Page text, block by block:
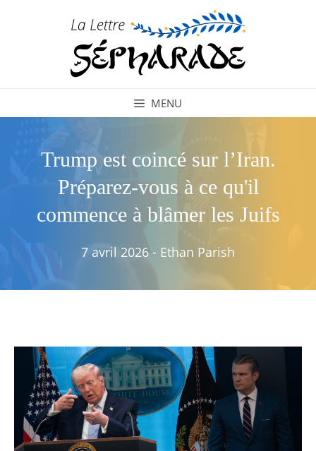
MENU
Trump est coincé sur l’Iran.
Préparez-vous à ce qu'il
commence à blâmer les Juifs
7 avril 2026 - Ethan Parish